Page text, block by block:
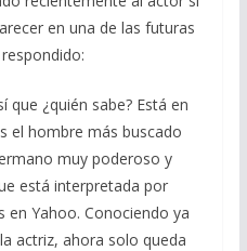
en una de las futuras
que ¿quién sabe? Está en
el hombre más buscado
muy poderoso y
está interpretada por
en Yahoo. Conociendo ya
actriz, ahora solo queda